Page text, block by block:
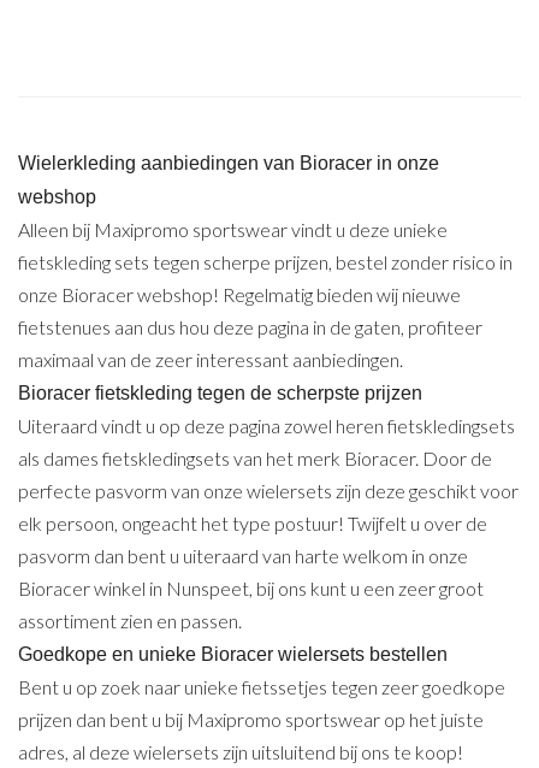
Wielerkleding aanbiedingen van Bioracer in onze
webshop
Alleen bij Maxipromo sportswear vindt u deze unieke
fietskleding sets tegen scherpe prijzen, bestel zonder risico in
onze Bioracer webshop! Regelmatig bieden wij nieuwe
fietstenues aan dus hou deze pagina in de gaten, profiteer
maximaal van de zeer interessant aanbiedingen.
Bioracer fietskleding tegen de scherpste prijzen
Uiteraard vindt u op deze pagina zowel heren fietskledingsets
als dames fietskledingsets van het merk Bioracer. Door de
perfecte pasvorm van onze wielersets zijn deze geschikt voor
elk persoon, ongeacht het type postuur! Twijfelt u over de
pasvorm dan bent u uiteraard van harte welkom in onze
Bioracer winkel in Nunspeet, bij ons kunt u een zeer groot
assortiment zien en passen.
Goedkope en unieke Bioracer wielersets bestellen
Bent u op zoek naar unieke fietssetjes tegen zeer goedkope
prijzen dan bent u bij Maxipromo sportswear op het juiste
adres, al deze wielersets zijn uitsluitend bij ons te koop!